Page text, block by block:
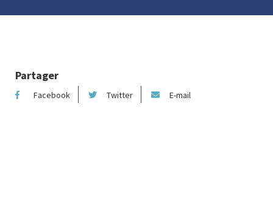
Partager
Facebook Twitter E-mail